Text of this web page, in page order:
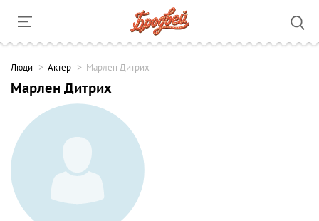
Люди Актер Марлен Дитрих
Марлен Дитрих